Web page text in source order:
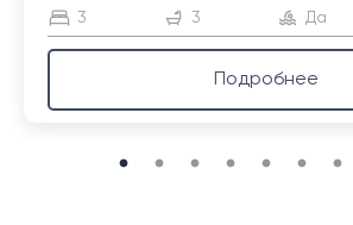
3 3 Да
Подробнее